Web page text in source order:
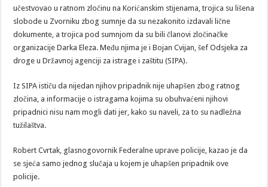
učestvovao u ratnom zločinu na Korićanskim stijenama, trojica su lišena
slobode u Zvorniku zbog sumnje da su nezakonito izdavali lične
dokumente, a trojica pod sumnjom da su bili članovi zločinačke
organizacije Darka Eleza. Među njima je i Bojan Cvijan, šef Odsjeka za
droge u Državnoj agenciji za istrage i zaštitu (SIPA).
Iz SIPA ističu da nijedan njihov pripadnik nije uhapšen zbog ratnog
zločina, a informacije o istragama kojima su obuhvaćeni njihovi
pripadnici nisu nam mogli dati jer, kako su naveli, za to su nadležna
tužilaštva.
Robert Cvrtak, glasnogovornik Federalne uprave policije, kazao je da
se sjeća samo jednog slučaja u kojem je uhapšen pripadnik ove
policije.